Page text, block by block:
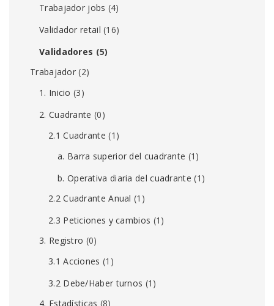
Trabajador jobs (4)
Validador retail (16)
Validadores (5)
Trabajador (2)
1. Inicio (3)
2. Cuadrante (0)
2.1 Cuadrante (1)
a. Barra superior del cuadrante (1)
b. Operativa diaria del cuadrante (1)
2.2 Cuadrante Anual (1)
2.3 Peticiones y cambios (1)
3. Registro (0)
3.1 Acciones (1)
3.2 Debe/Haber turnos (1)
4. Estadísticas (8)